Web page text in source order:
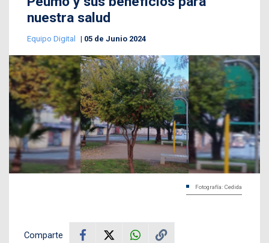
nuestra salud
Equipo Digital 05 de Junio 2024
Fotografía: Cedida
Comparte